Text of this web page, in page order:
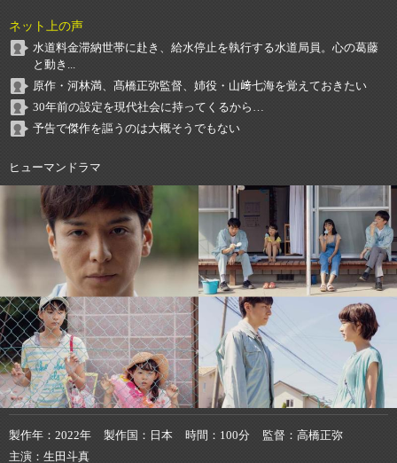
ネット上の声
水道料金滞納世帯に赴き、給水停止を執行する水道局員。心の葛藤
と動き...
原作・河林満、髙橋正弥監督、姉役・山﨑七海を覚えておきたい
30年前の設定を現代社会に持ってくるから…
予告で傑作を謳うのは大概そうでもない
ヒューマンドラマ
製作年 2022年 製作国 日本 時間 100分 監督
高橋正弥
主演
生田斗真